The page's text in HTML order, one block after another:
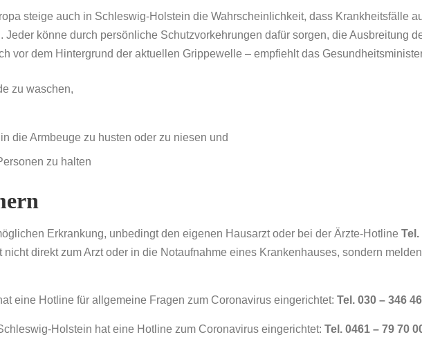
steige auch in Schleswig-Holstein die Wahrscheinlichkeit, dass Krankheitsfälle
könne durch persönliche Schutzvorkehrungen dafür sorgen, die Ausbreitung
vor dem Hintergrund der aktuellen Grippewelle – empfiehlt das
zu waschen,
die Armbeuge zu husten oder zu niesen und
zu halten
Erkrankung, unbedingt den eigenen Hausarzt oder bei der Ärzte-Hotline Tel.
direkt zum Arzt oder in die Notaufnahme eines Krankenhauses, sondern
eine Hotline für allgemeine Fragen zum Coronavirus eingerichtet: Tel. 030 – 346
Holstein hat eine Hotline zum Coronavirus eingerichtet: Tel. 0461 – 79 70